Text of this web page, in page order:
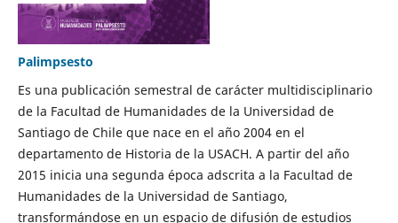
Palimpsesto
Es una publicación semestral de carácter multidisciplinario
de la Facultad de Humanidades de la Universidad de
Santiago de Chile que nace en el año 2004 en el
departamento de Historia de la USACH. A partir del año
2015 inicia una segunda época adscrita a la Facultad de
Humanidades de la Universidad de Santiago,
transformándose en un espacio de difusión de estudios